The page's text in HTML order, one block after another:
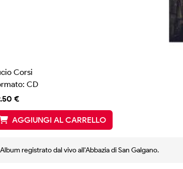
Corsi
CD
€
AGGIUNGI AL CARRELLO
Album registrato dal vivo all'Abbazia di San Galgano.